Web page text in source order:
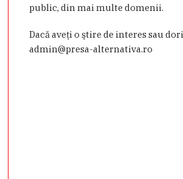
public, din mai multe domenii.
Dacă aveţi o ştire de interes sau
admin@presa-alternativa.ro